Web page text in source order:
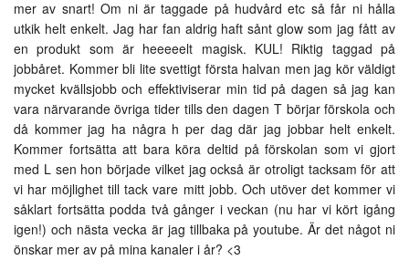
mer av snart! Om ni är taggade på hudvård etc så får ni hålla
utkik helt enkelt. Jag har fan aldrig haft sånt glow som jag fått av
en produkt som är heeeeelt magisk. KUL! Riktig taggad på
jobbåret. Kommer bli lite svettigt första halvan men jag kör väldigt
mycket kvällsjobb och effektiviserar min tid på dagen så jag kan
vara närvarande övriga tider tills den dagen T börjar förskola och
då kommer jag ha några h per dag där jag jobbar helt enkelt.
Kommer fortsätta att bara köra deltid på förskolan som vi gjort
med L sen hon började vilket jag också är otroligt tacksam för att
vi har möjlighet till tack vare mitt jobb. Och utöver det kommer vi
såklart fortsätta podda två gånger i veckan (nu har vi kört igång
igen!) och nästa vecka är jag tillbaka på youtube. Är det något ni
önskar mer av på mina kanaler i år? <3